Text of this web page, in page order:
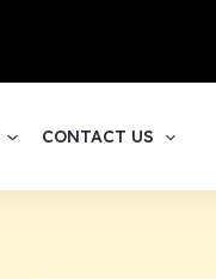
CONTACT US